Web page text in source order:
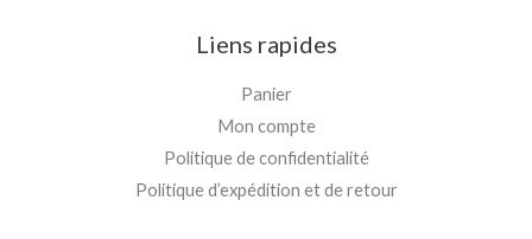
Liens rapides
Panier
Mon compte
Politique de confidentialité
Politique d’expédition et de retour